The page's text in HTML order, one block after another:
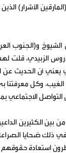
الأشرار)
و(الجنوب
الزبيدي،
يعني أن الحديث
وكل معرفتنا به
التواصل الاجتماعي
بين الكثيرين
استعادة